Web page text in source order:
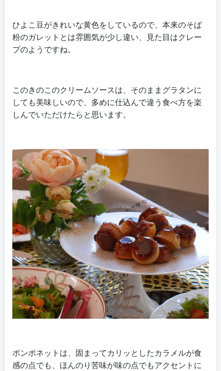
ひよこ豆がきれいな黄色をしているので、本来のそば
粉のガレットとは雰囲気が少し違い、見た目はクレー
プのようですね。
このきのこのクリームソースは、そのままグラタンに
しても美味しいので、多めに仕込んで違う食べ方を楽
しんでいただけたらと思います。
ポンポネットは、固まってカリッとしたカラメルが食
感の点でも、ほんのり苦味が味の点でもアクセントに